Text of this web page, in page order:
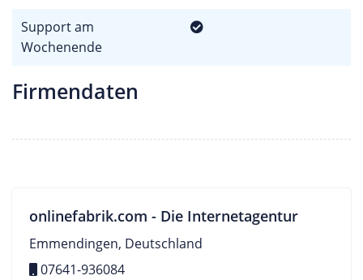
Support am
Wochenende
Firmendaten
onlinefabrik.com - Die Internetagentur
Emmendingen, Deutschland
07641-936084